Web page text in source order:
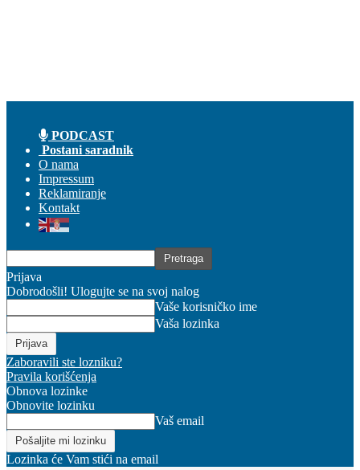
PODCAST
Postani saradnik
O nama
Impressum
Reklamiranje
Kontakt
Prijava
Dobrodošli! Ulogujte se na svoj nalog
Vaše korisničko ime
Vaša lozinka
Zaboravili ste lozniku?
Pravila korišćenja
Obnova lozinke
Obnovite lozinku
Vaš email
Lozinka će Vam stići na email